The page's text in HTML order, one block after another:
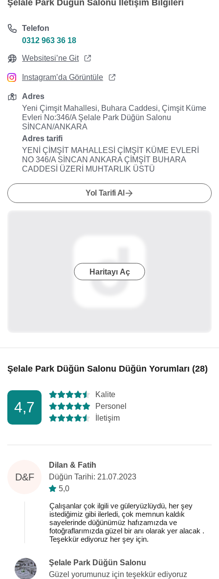
Şelale Park Düğün Salonu İletişim Bilgileri
Telefon
0312 963 36 18
Websitesi’ne Git
Instagram’da Görüntüle
Adres
Yeni Çimşit Mahallesi, Buhara Caddesi, Çimşit Küme
Evleri No:346/A Şelale Park Düğün Salonu
SİNCAN/ANKARA
Adres tarifi
YENİ ÇİMŞİT MAHALLESİ ÇİMŞİT KÜME EVLERİ
NO 346/A SİNCAN ANKARA ÇİMŞİT BUHARA
CADDESİ ÜZERİ MUHTARLIK ÜSTÜ
Yol Tarifi Al
Haritayı Aç
Şelale Park Düğün Salonu Düğün Yorumları (28)
4,7
Kalite
Personel
İletişim
D&F
Dilan & Fatih
Düğün Tarihi: 21.07.2023
5,0
Çalışanlar çok ilgili ve güleryüzlüydü, her şey
istediğimiz gibi ilerledi, çok memnun kaldık
sayelerinde düğünümüz hafızamızda ve
fotoğraflarımızda güzel bir anı olarak yer alacak .
Teşekkür ediyoruz her şey için.
Şelale Park Düğün Salonu
Güzel yorumunuz için teşekkür ediyoruz